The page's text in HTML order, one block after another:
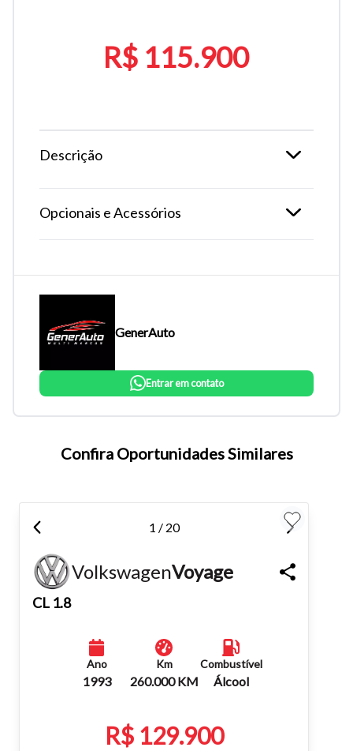
atalhos Ctrl+ (para aumentar) e Ctrl- (para diminuir) no seu
teclado.
Fechar
R$ 115.900
Descrição
Opcionais e Acessórios
GenerAuto
Entrar em contato
Confira Oportunidades Similares
1 / 20
VolkswagenVoyage
CL 1.8
Ano
1993
Km
260.000 KM
Combustível
Álcool
R$ 129.900